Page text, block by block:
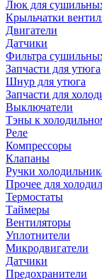
Люк для
Крыльчатки
Двигатели
Датчики
Фильтра
Запчасти для утюга
Шнур для утюга
Запчасти для
Выключатели
Тэны к
Реле
Компрессоры
Клапаны
Ручки
Прочее для
Термостаты
Таймеры
Вентиляторы
Уплотнители
Микродвигатели
Датчики
Предохранители